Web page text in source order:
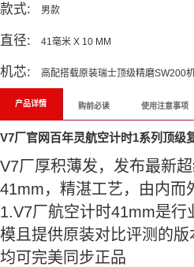
款式: 男款
直径: 41毫米 X 10 MM
机芯: 高配搭载原装瑞士顶级精磨SW200
产品详情 购前必读 使用注意事项
V7厂官网百年灵航空计时1系列顶级
V7厂厚积薄发，发布最新
41mm，精湛工艺，由内而
1.V7厂航空计时41mm是行
模且提供原装对比评测的
均可完美同步正品